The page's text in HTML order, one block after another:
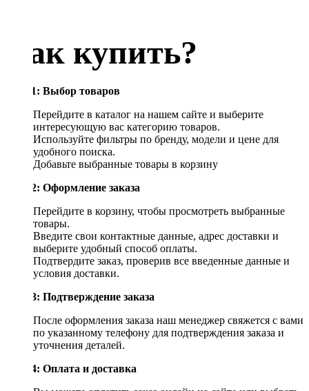
Как купить?
Шаг 1: Выбор товаров
Перейдите в каталог на нашем сайте и выберите
интересующую вас категорию товаров.
Используйте фильтры по бренду, модели и цене для
удобного поиска.
Добавьте выбранные товары в корзину
Шаг 2: Оформление заказа
Перейдите в корзину, чтобы просмотреть выбранные
товары.
Введите свои контактные данные, адрес доставки и
выберите удобный способ оплаты.
Подтвердите заказ, проверив все введенные данные и
условия доставки.
Шаг 3: Подтверждение заказа
После оформления заказа наш менеджер свяжется с вами
по указанному телефону для подтверждения заказа и
уточнения деталей.
Шаг 4: Оплата и доставка